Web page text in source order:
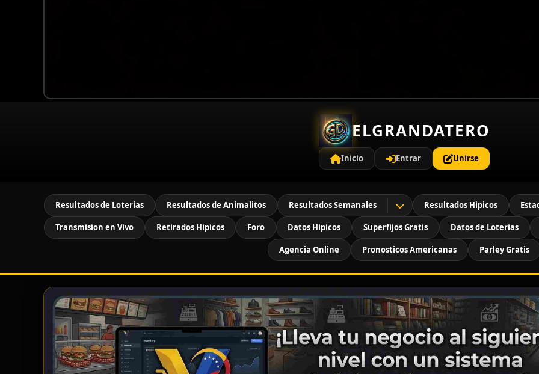
ELGRANDATERO
Inicio Entrar Unirse
Resultados de Loterias Resultados de Animalitos Resultados Semanales Resultados Hipicos
Transmision en Vivo Retirados Hipicos Foro Datos Hipicos Superfijos Gratis Datos de Loterias
Agencia Online Pronosticos Americanas Parley Gratis